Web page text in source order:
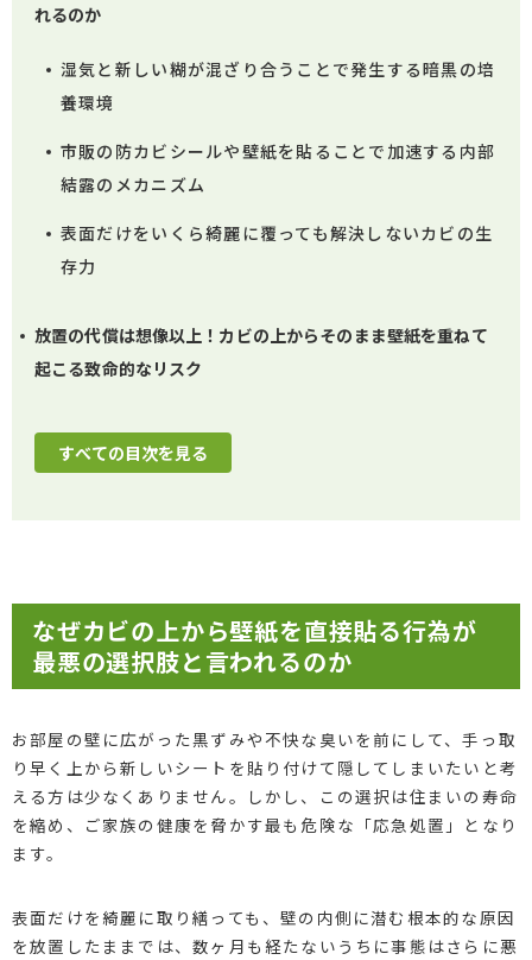
れるのか
湿気と新しい糊が混ざり合うことで発生する暗黒の培
養環境
市販の防カビシールや壁紙を貼ることで加速する内部
結露のメカニズム
表面だけをいくら綺麗に覆っても解決しないカビの生
存力
放置の代償は想像以上！カビの上からそのまま壁紙を重ねて
起こる致命的なリスク
すべての目次を見る
なぜカビの上から壁紙を直接貼る行為が
最悪の選択肢と言われるのか
お部屋の壁に広がった黒ずみや不快な臭いを前にして、手っ取
り早く上から新しいシートを貼り付けて隠してしまいたいと考
える方は少なくありません。しかし、この選択は住まいの寿命
を縮め、ご家族の健康を脅かす最も危険な「応急処置」となり
ます。
表面だけを綺麗に取り繕っても、壁の内側に潜む根本的な原因
を放置したままでは、数ヶ月も経たないうちに事態はさらに悪